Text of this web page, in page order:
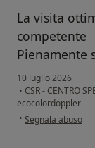
La visita
competente
Pienamente
10 luglio 2026
• CSR - CENTRO
ecocolordoppler
• secondo
Segnala abuso